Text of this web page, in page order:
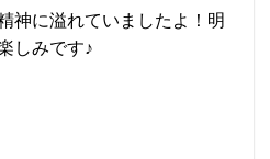
神に溢れていましたよ！明
しみです♪